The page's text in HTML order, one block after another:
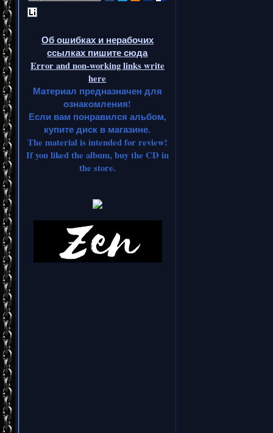
Об ошибках и нерабочих
ссылках пишите сюда
Error and non-working links write
here
Материал предназначен для
ознакомления!
Если вам понравился альбом,
купите диск в магазине.
The material is intended for review!
If you liked the album, buy the CD in
the store.